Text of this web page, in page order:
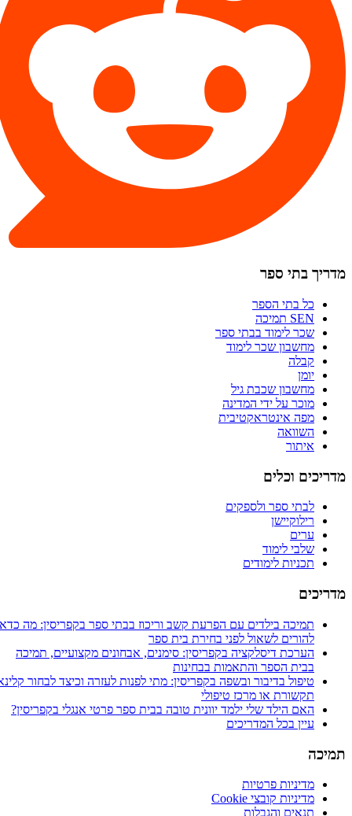
מדריך בתי ספר
כל בתי הספר
SEN תמיכה
שכר לימוד בבתי ספר
מחשבון שכר לימוד
קבלה
יומן
מחשבון שכבת גיל
מוכר על ידי המדינה
מפה אינטראקטיבית
השוואה
איתור
מדריכים וכלים
לבתי ספר ולספקים
רילוקיישן
ערים
שלבי לימוד
תכניות לימודים
מדריכים
תמיכה בילדים עם הפרעת קשב וריכוז בבתי ספר בקפריסין: מה כדאי
להורים לשאול לפני בחירת בית ספר
הערכת דיסלקציה בקפריסין: סימנים, אבחונים מקצועיים, תמיכה
בבית הספר והתאמות בבחינות
טיפול בדיבור ובשפה בקפריסין: מתי לפנות לעזרה וכיצד לבחור קלינאי
תקשורת או מרכז טיפולי
האם הילד שלי ילמד יוונית טובה בבית ספר פרטי אנגלי בקפריסין?
עיין בכל המדריכים
תמיכה
מדיניות פרטיות
מדיניות קובצי Cookie
תנאים והגבלות